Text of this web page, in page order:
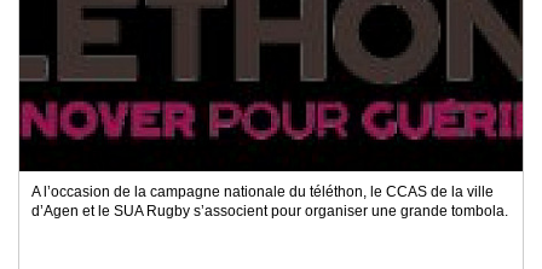
A l’occasion de la campagne nationale du téléthon, le CCAS de la ville
d’Agen et le SUA Rugby s’associent pour organiser une grande tombola.